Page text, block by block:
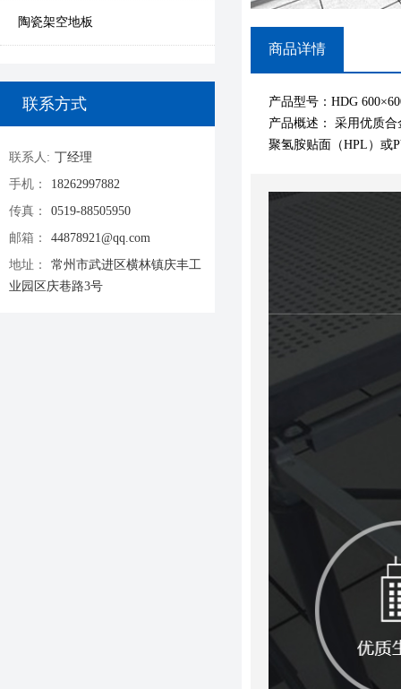
陶瓷架空地板
联系方式
联系人: 丁经理
手机：
18262997882
传真：
0519-88505950
邮箱：
44878921@qq.com
地址：
常州市武进区横林镇庆丰工
业园区庆巷路3号
商品详情
产品型号：HDG
产品概述： 采用优质
聚氢胺贴面（HPL）或